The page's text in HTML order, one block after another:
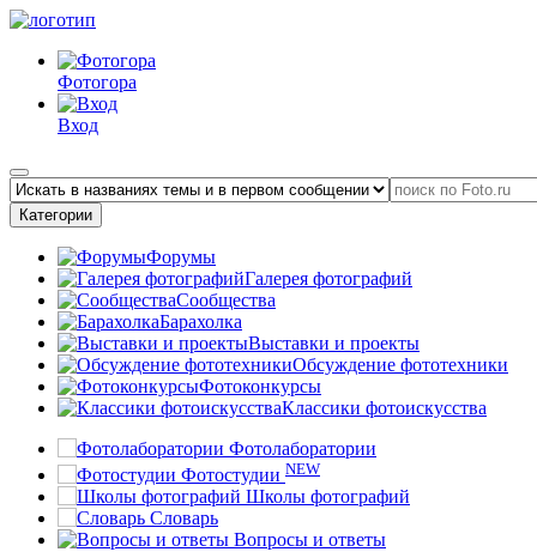
Фотогора
Вход
Категории
Форумы
Галерея фотографий
Сообщества
Барахолка
Выставки и проекты
Обсуждение фототехники
Фотоконкурсы
Классики фотоискусства
Фотолаборатории
Фотостудии NEW
Школы фотографий
Словарь
Вопросы и ответы